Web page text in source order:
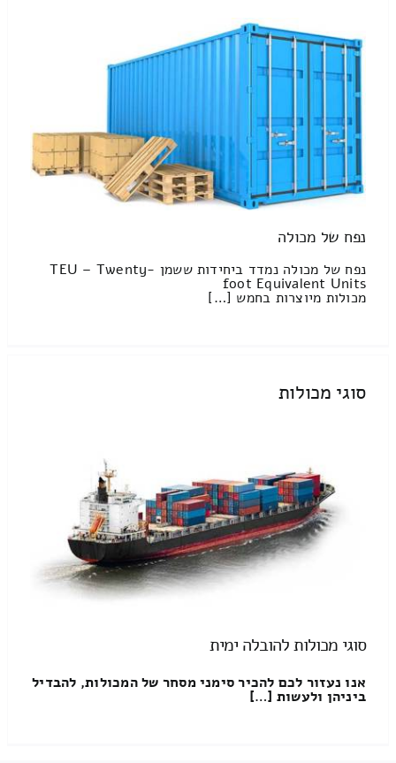
נפח של מכולה
נפח של מכולה נמדד ביחידות ששמן TEU – Twenty-
foot Equivalent Units
מכולות מיוצרות בחמש […]
סוגי מכולות
סוגי מכולות להובלה ימית
אנו נעזור לכם להכיר סימני מסחר של המכולות, להבדיל
ביניהן ולעשות […]